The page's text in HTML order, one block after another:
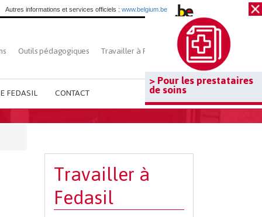
> Pour les prestataires
de soins
Autres informations et services officiels : www.belgium.be
Outils pédagogiques Travailler à Fedasil Rechercher
FEDASIL CONTACT
Travailler à
Fedasil